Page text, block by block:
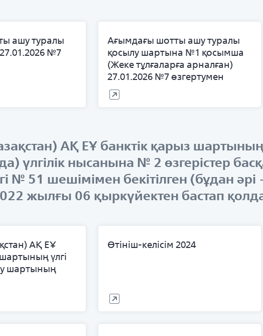
ашу туралы
№7
Ағымдағы шотты ашу туралы
қосылу шартына №1 қосымша
(Жеке тұлғаларға арналған)
27.01.2026 №7 өзгертумен
АҚ ЕҰ банктік қарыз
үлгілік нысанына № 2 өзгерістер
№ 51 шешімімен бекітілген (бұдан әрі
жылғы 06 қыркүйектен бастап
АҚ ЕҰ
үлгі
шартының
Өтініш-келісім 2024